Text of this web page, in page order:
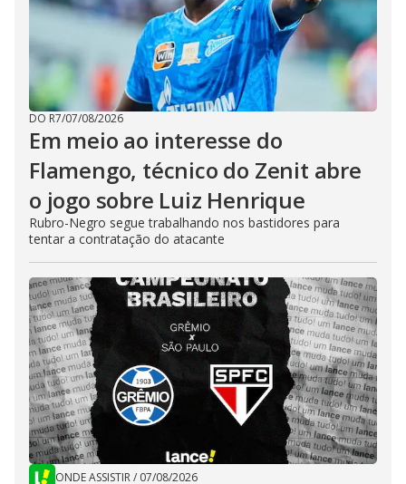
DO R7/07/08/2026
Em meio ao interesse do
Flamengo, técnico do Zenit abre
o jogo sobre Luiz Henrique
Rubro-Negro segue trabalhando nos bastidores para
tentar a contratação do atacante
ONDE ASSISTIR/ 07/08/2026